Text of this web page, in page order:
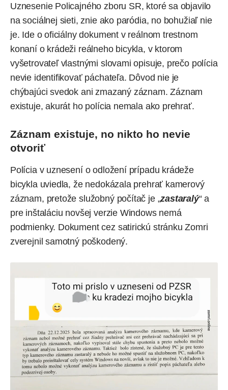
Uznesenie Policajného zboru SR, ktoré sa objavilo
na sociálnej sieti, znie ako paródia, no bohužiaľ nie
je. Ide o oficiálny dokument v reálnom trestnom
konaní o krádeži reálneho bicykla, v ktorom
vyšetrovateľ vlastnými slovami opisuje, prečo polícia
nevie identifikovať páchateľa. Dôvod nie je
chýbajúci svedok ani zmazaný záznam. Záznam
existuje, akurát ho polícia nemala ako prehrať.
Záznam existuje, no nikto ho nevie
otvoriť
Polícia v uznesení o odložení prípadu krádeže
bicykla uviedla, že nedokázala prehrať kamerový
záznam, pretože služobný počítač je „zastaralý“ a
pre inštaláciu novšej verzie Windows nemá
podmienky. Dokument cez satirickú stránku Zomri
zverejnil samotný poškodený.